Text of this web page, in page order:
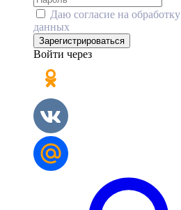
Даю согласие на обработку
данных
Зарегистрироваться
Войти через